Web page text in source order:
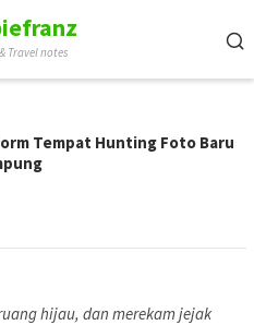
Travel notes
Tempat Hunting Foto Baru
hijau, dan merekam jejak